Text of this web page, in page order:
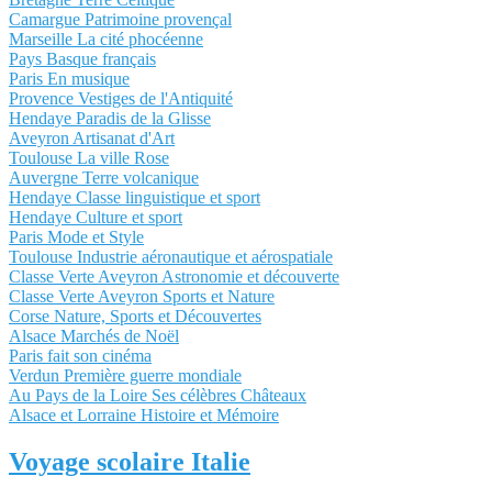
Camargue Patrimoine provençal
Marseille La cité phocéenne
Pays Basque français
Paris En musique
Provence Vestiges de l'Antiquité
Hendaye Paradis de la Glisse
Aveyron Artisanat d'Art
Toulouse La ville Rose
Auvergne Terre volcanique
Hendaye Classe linguistique et sport
Hendaye Culture et sport
Paris Mode et Style
Toulouse Industrie aéronautique et aérospatiale
Classe Verte Aveyron Astronomie et découverte
Classe Verte Aveyron Sports et Nature
Corse Nature, Sports et Découvertes
Alsace Marchés de Noël
Paris fait son cinéma
Verdun Première guerre mondiale
Au Pays de la Loire Ses célèbres Châteaux
Alsace et Lorraine Histoire et Mémoire
Voyage scolaire Italie